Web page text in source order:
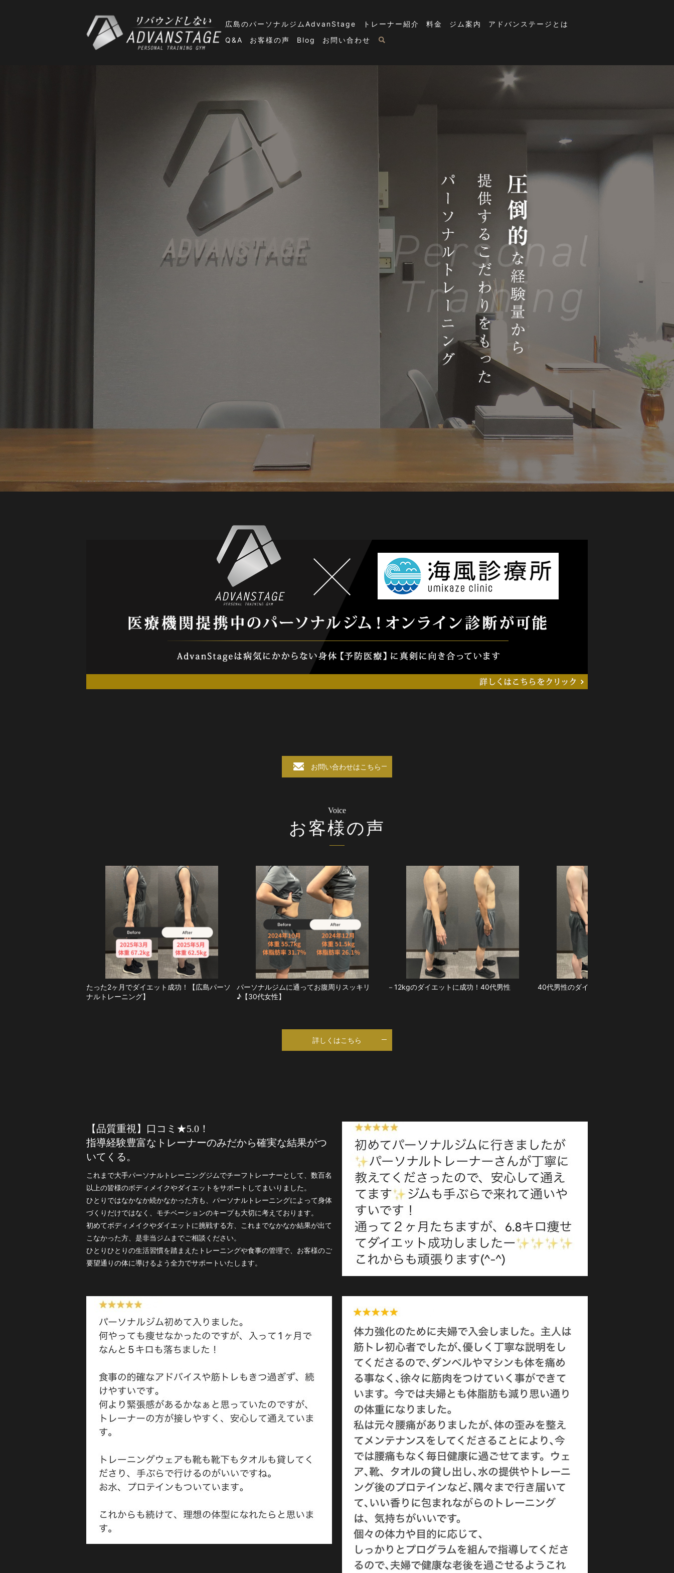
広島のパーソナルジムAdvanStage トレーナー紹介 料金 ジム案内
アドバンステージとは
Q&A
お客様の声 Blog お問い合わせ
お問い合わせはこちら
Voice
お客様の声
たった2ヶ月でダイエット成功！【広島パーソ
ナルトレーニング】
パーソナルジムに通ってお腹周りスッキリ
♪【30代女性】
－12kgのダイエットに成功！40代男性 40代男性のダイエット結果
詳しくはこちら
【品質重視】口コミ★5.0！
指導経験豊富なトレーナーのみだから確実な結果がつ
いてくる。
これまで大手パーソナルトレーニングジムでチーフトレーナーとして、数百名
以上の皆様のボディメイクやダイエットをサポートしてまいりました。
ひとりではなかなか続かなかった方も、パーソナルトレーニングによって身体
づくりだけではなく、モチベーションのキープも大切に考えております。
初めてボディメイクやダイエットに挑戦する方、これまでなかなか結果が出て
こなかった方、是非当ジムまでご相談ください。
ひとりひとりの生活習慣を踏まえたトレーニングや食事の管理で、お客様のご
要望通りの体に導けるよう全力でサポートいたします。